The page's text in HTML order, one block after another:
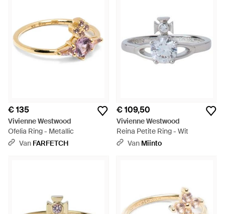
€ 135
Vivienne Westwood
Ofelia Ring - Metallic
Van FARFETCH
€ 109,50
Vivienne Westwood
Reina Petite Ring - Wit
Van Miinto